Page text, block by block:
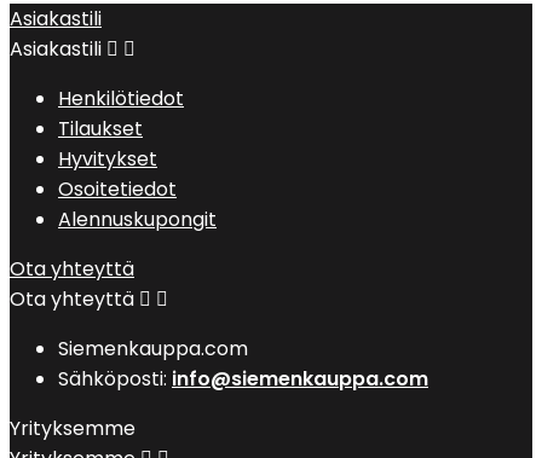
Asiakastili
Asiakastili  
Henkilötiedot
Tilaukset
Hyvitykset
Osoitetiedot
Alennuskupongit
Ota yhteyttä
Ota yhteyttä  
Siemenkauppa.com
Sähköposti: info@siemenkauppa.com
Yrityksemme